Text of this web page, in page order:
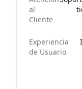
al
Cliente
Experiencia
de Usuario